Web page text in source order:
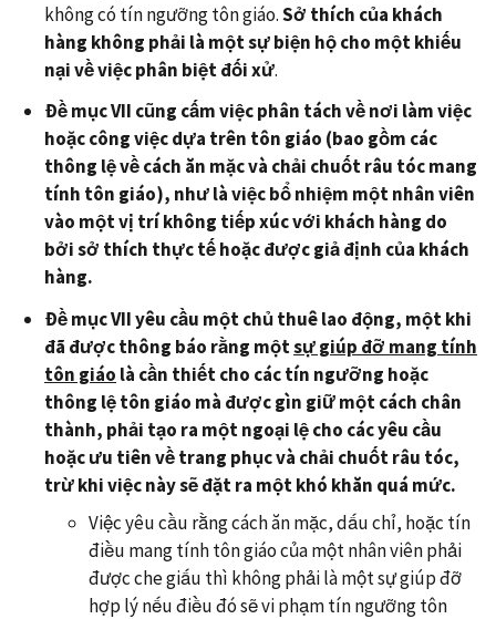
không có tín ngưỡng tôn giáo.Sở thích của khách
hàng không phải là một sự biện hộ cho một khiếu
nại về việc phân biệt đối xử.
Đề mục VII cũng cấm việc phân tách về nơi làm việc
hoặc công việc dựa trên tôn giáo (bao gồm các
thông lệ về cách ăn mặc và chải chuốt râu tóc mang
tính tôn giáo), như là việc bổ nhiệm một nhân viên
vào một vị trí không tiếp xúc với khách hàng do
bởi sở thích thực tế hoặc được giả định của khách
hàng.
Đề mục VII yêu cầu một chủ thuê lao động, một khi
đã được thông báo rằng mộtsự giúp đỡ mang tính
tôn giáo là cần thiết cho các tín ngưỡng hoặc
thông lệ tôn giáo mà được gìn giữ một cách chân
thành, phải tạo ra một ngoại lệ cho các yêu cầu
hoặc ưu tiên về trang phục và chải chuốt râu tóc,
trừ khi việc này sẽ đặt ra một khó khăn quá mức.
Việc yêu cầu rằng cách ăn mặc, dấu chỉ, hoặc tín
điều mang tính tôn giáo của một nhân viên phải
được che giấu thì không phải là một sự giúp đỡ
hợp lý nếu điều đó sẽ vi phạm tín ngưỡng tôn